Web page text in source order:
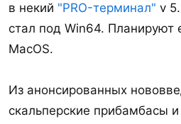
в некий "PRO-терминал" v
стал под Win64.
MacOS.
Из анонсированных
скальперские прибамбасы